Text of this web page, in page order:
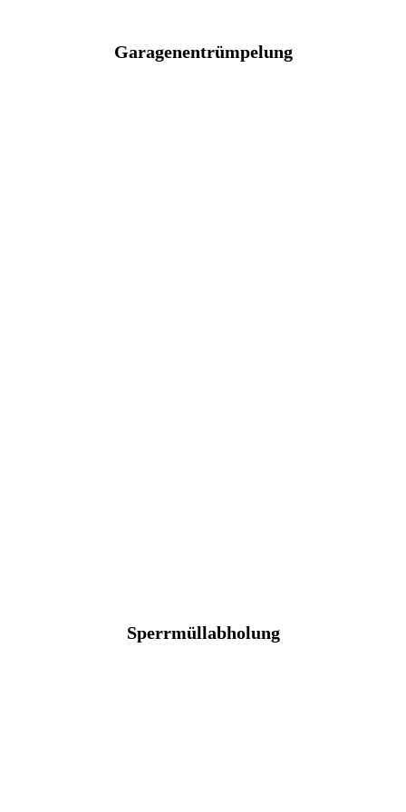
Garagenentrümpelung
Sperrmüllabholung